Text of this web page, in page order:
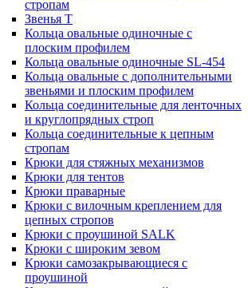
стропам
Звенья Т
Кольца овальные одиночные c
плоским профилем
Кольца овальные одиночные SL-454
Кольца овальные с дополнительными
звеньями и плоским профилем
Кольца соединительные для ленточных
и круглопрядных строп
Кольца соединительные к цепным
стропам
Крюки для стяжных механизмов
Крюки для тентов
Крюки праварные
Крюки с вилочным креплением для
цепных стропов
Крюки с проушиной SALK
Крюки с широким зевом
Крюки самозакрывающиеся с
проушиной